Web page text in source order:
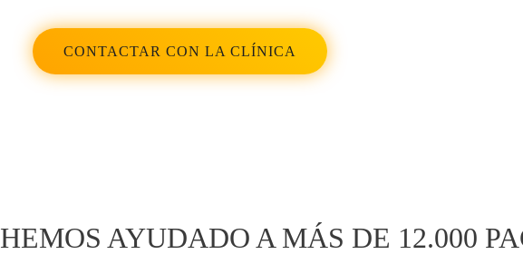
CONTACTAR CON LA CLÍNICA
HEMOS AYUDADO A MÁS DE 12.000